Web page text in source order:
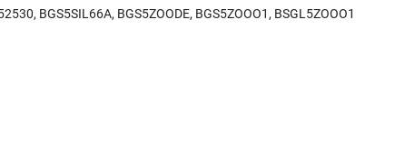
BGS5SIL66A, BGS5ZOODE, BGS5ZOOO1, BSGL5ZOOO1